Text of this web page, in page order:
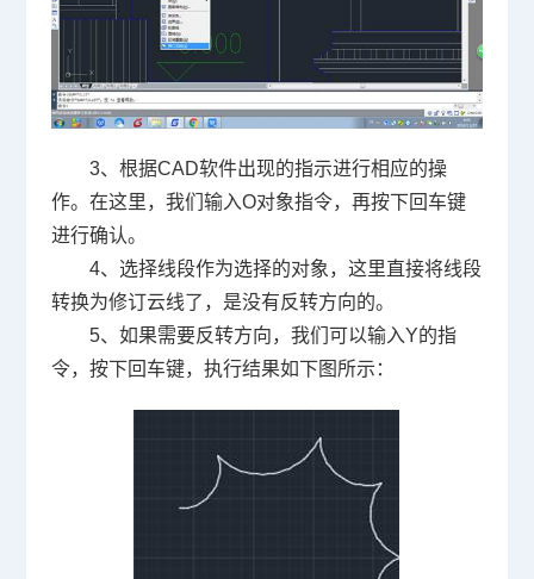
3、根据CAD软件出现的指示进行相应的操
作。在这里，我们输入O对象指令，再按下回车键
进行确认。
4、选择线段作为选择的对象，这里直接将线段
转换为修订云线了，是没有反转方向的。
5、如果需要反转方向，我们可以输入Y的指
令，按下回车键，执行结果如下图所示：